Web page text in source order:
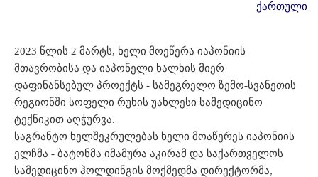
ქართული
2023 წლის 2 მარტს, ხელი მოეწერა იაპონიის
მთავრობისა და იაპონელი ხალხის მიერ
დაფინანსებულ პროექტს - სამეგრელო ზემო-სვანეთის
რეგიონში სოფელი რუხის უახლესი სამედიცინო
ტექნიკით აღჭურვა.
საგრანტო ხელშეკრულებას ხელი მოაწერეს იაპონიის
ელჩმა - ბატონმა იმამურა აკირამ და საქართველოს
სამედიცინო ჰოლდინგის მოქმედმა დირექტორმა,